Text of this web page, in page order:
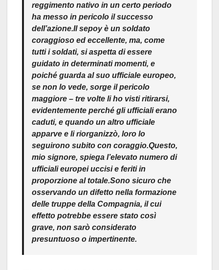
reggimento nativo in un certo periodo
ha messo in pericolo il successo
dell’azione.Il sepoy è un soldato
coraggioso ed eccellente, ma, come
tutti i soldati, si aspetta di essere
guidato in determinati momenti, e
poiché guarda al suo ufficiale europeo,
se non lo vede, sorge il pericolo
maggiore – tre volte li ho visti ritirarsi,
evidentemente perché gli ufficiali erano
caduti, e quando un altro ufficiale
apparve e li riorganizzò, loro lo
seguirono subito con coraggio.Questo,
mio signore, spiega l’elevato numero di
ufficiali europei uccisi e feriti in
proporzione al totale.Sono sicuro che
osservando un difetto nella formazione
delle truppe della Compagnia, il cui
effetto potrebbe essere stato così
grave, non sarò considerato
presuntuoso o impertinente.